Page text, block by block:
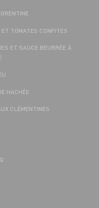
TOMATES CONFITES
ET SAUCE BEURRÉE À
HACHÉE
CLÉMENTINES